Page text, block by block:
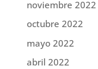
noviembre 2022
octubre 2022
mayo 2022
abril 2022